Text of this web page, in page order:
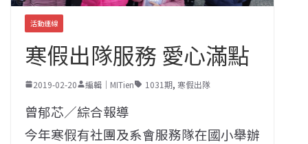
活動連線
寒假出隊服務 愛心滿點
2019-02-20 編輯｜MITien 1031期, 寒假出隊
曾郁芯／綜合報導
今年寒假有社團及系會服務隊在國小舉辦